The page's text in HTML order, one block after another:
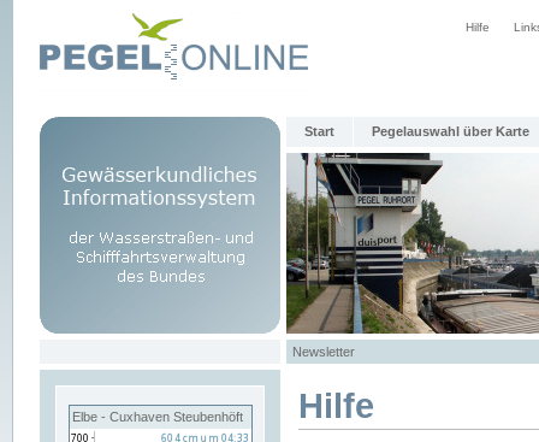
Hilfe
Start Pegelauswahl über Karte
Newsletter
Elbe - Cuxhaven Steubenhöft Hilfe